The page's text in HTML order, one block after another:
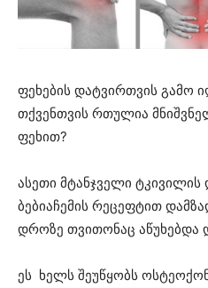
ფეხების დატვირთვის გამო
თქვენთვის რთულია
ფეხით?
ასეთი მტანჯველი
ბებიაჩემის რეცეფტით
დროზე თვითონაც აწუხებდა
ეს ხელს შეუწყობს